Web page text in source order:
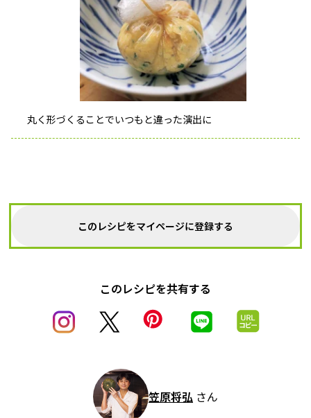
丸く形づくることでいつもと違った演出に
このレシピをマイページに登録する
このレシピを共有する
笠原将弘 さん